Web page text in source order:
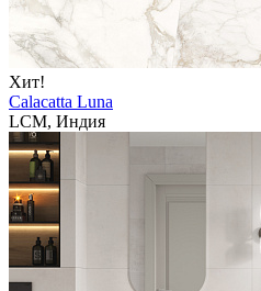
Хит!
Calacatta Luna
LCM, Индия